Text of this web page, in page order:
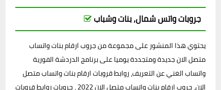
جروبات واتس شمال, بنات وشباب
يحتوي هذا المنشور على مجموعة من جروب ارقام بنات واتساب
متصل الان جديدة ومتجددة يوميا على برنامج الدردشة الفورية
واتساب الغني عن التعريف، روابط قروبات ارقام بنات واتساب متصل
الان، جروب ارقام بنات واتساب متصل الان 2022 ، جروبات روابط قروبات